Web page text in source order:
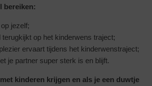
bereiken:
jezelf;
terugkijkt op het kinderwens traject;
ervaart tijdens het kinderwenstraject;
je partner super sterk is en blijft.
kinderen krijgen en als je een duwtje